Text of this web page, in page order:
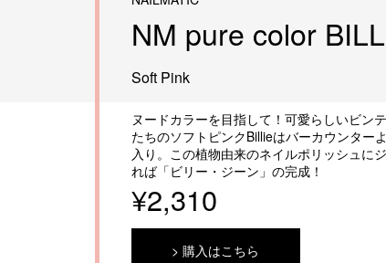
NM pure color
Soft Pink
ヌードカラーを目指して！可愛らしいビン
たちのソフトピンクBillieはバーカウンター
入り。この植物由来のネイルポリッシュに
れば「ビリー・ジーン」の完成！
¥2,310
購入はこちら